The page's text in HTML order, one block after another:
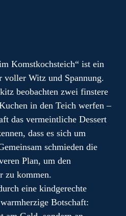
Komstkochsteich“ ist ein
voller Witz und Spannung.
beobachten zwei finstere
in den Teich werfen –
das vermeintliche Dessert
dass es sich um
schmieden die
Plan, um den
zu kommen.
eine kindgerechte
Botschaft: